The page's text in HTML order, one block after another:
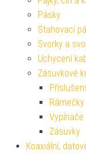
Pásky
Stahovací
Svorky a
Uchycení
Zásuvkové
Rámečky
Vypínače
Zásuvky
Koaxiální,